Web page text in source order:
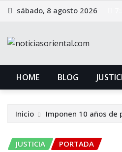
Saltar
al
sábado, 8 agosto 2026
HOME BLOG
Inicio Imponen 10 años
JUSTICIA PORTADA